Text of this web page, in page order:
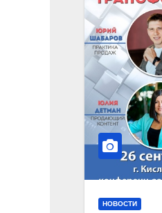
НОВОСТИ